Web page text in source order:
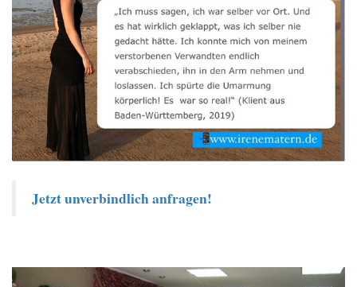
Jetzt unverbindlich anfragen!